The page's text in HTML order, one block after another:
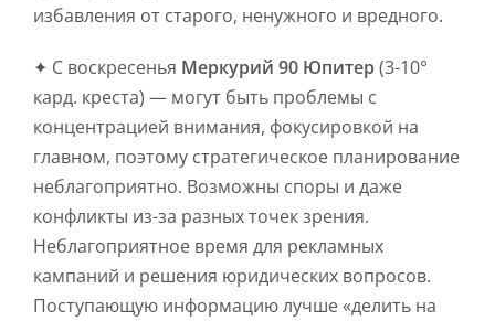
избавления от старого, ненужного и вредного.
✦ С воскресенья Меркурий 90 Юпитер(3-10°
кард. креста) — могут быть проблемы с
концентрацией внимания, фокусировкой на
главном, поэтому стратегическое планирование
неблагоприятно. Возможны споры и даже
конфликты из-за разных точек зрения.
Неблагоприятное время для рекламных
кампаний и решения юридических вопросов.
Поступающую информацию лучше «делить на